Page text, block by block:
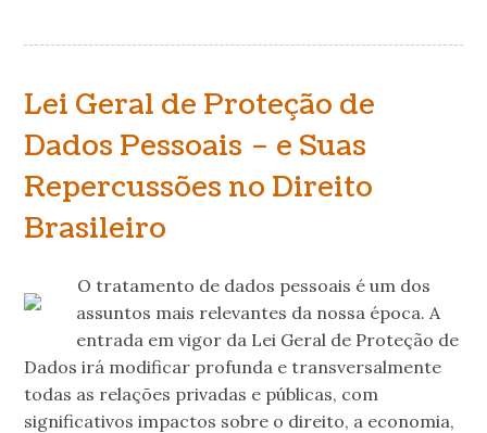
Lei Geral de Proteção de
Dados Pessoais – e Suas
Repercussões no Direito
Brasileiro
O tratamento de dados pessoais é um dos
assuntos mais relevantes da nossa época. A
entrada em vigor da Lei Geral de Proteção de
Dados irá modificar profunda e transversalmente
todas as relações privadas e públicas, com
significativos impactos sobre o direito, a economia,